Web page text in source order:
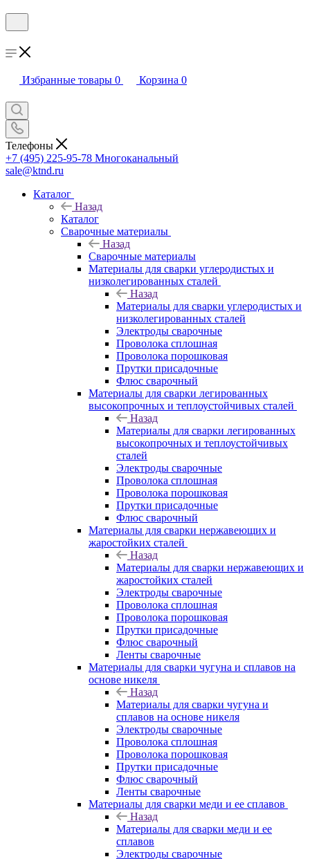
Избранные товары 0 Корзина 0
Телефоны
+7 (495) 225-95-78 Многоканальный
sale@ktnd.ru
Каталог
Назад
Каталог
Сварочные материалы
Назад
Сварочные материалы
Материалы для сварки углеродистых и
низколегированных сталей
Назад
Материалы для сварки углеродистых и
низколегированных сталей
Электроды сварочные
Проволока сплошная
Проволока порошковая
Прутки присадочные
Флюс сварочный
Материалы для сварки легированных
высокопрочных и теплоустойчивых сталей
Назад
Материалы для сварки легированных
высокопрочных и теплоустойчивых
сталей
Электроды сварочные
Проволока сплошная
Проволока порошковая
Прутки присадочные
Флюс сварочный
Материалы для сварки нержавеющих и
жаростойких сталей
Назад
Материалы для сварки нержавеющих и
жаростойких сталей
Электроды сварочные
Проволока сплошная
Проволока порошковая
Прутки присадочные
Флюс сварочный
Ленты сварочные
Материалы для сварки чугуна и сплавов на
основе никеля
Назад
Материалы для сварки чугуна и
сплавов на основе никеля
Электроды сварочные
Проволока сплошная
Проволока порошковая
Прутки присадочные
Флюс сварочный
Ленты сварочные
Материалы для сварки меди и ее сплавов
Назад
Материалы для сварки меди и ее
сплавов
Электроды сварочные